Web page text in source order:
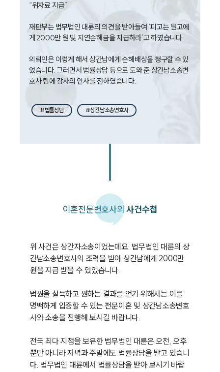
대륜법률상담예약
대륜법률상담예약
“위자료 지급”
재판부는 법무법인 대륜의 의견을 받아들여 ‘피고는 원고에
게 2000만 원 및 지연손해금을 지급하라’고 하였습니다.
의뢰인은 이렇게 해서 상간남에게 손해배상을 청구할 수 있
었습니다. 그러면서 법률상담 등으로 도와 준 상간남소송변
호사 팀에 감사의 인사를 전하였습니다.
#법률상담 #상간남소송변호사
이혼전문변호사의사건수첩
위 사건은 상간자소송이었는데요. 법무법인 대륜의 상
간남소송변호사의 조력을 받아 상간남에게 2000만
원을 지급 받을 수 있었습니다.
법원을 설득하고 원하는 결과를 얻기 위해서는 이를
명백하게 입증할 수 있는 전문이혼 및 상간남소송변호
사와 소송을 진행해 보시길 바랍니다.
전국 최다 지점을 보유한 법무법인 대륜은 오전, 오후
뿐만 아니라 저녁과 주말에도 법률상담을 받고 있습니
다. 법무법인 대륜에서 법률상담을 받아 보시기 바랍